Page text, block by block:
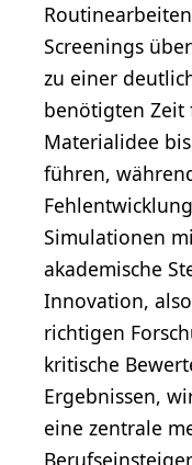
Screenings
zu einer
benötigten Zeit
Materialidee
führen,
Simulationen
akademische
Innovation,
richtigen
kritische
Ergebnissen,
eine zentrale